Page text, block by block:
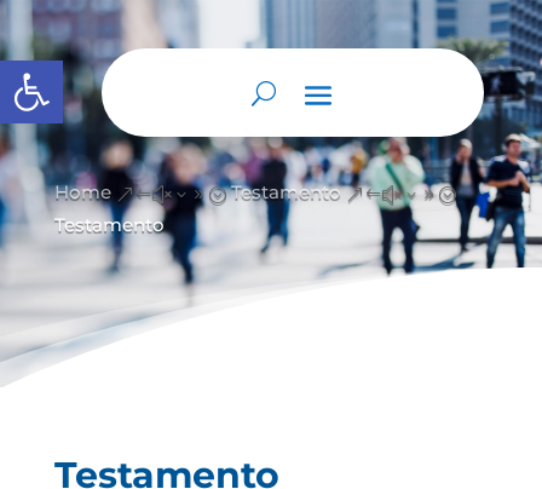
Abrir barra de herramientas
Home &#x39; Testamento &#x39;
Testamento
Testamento